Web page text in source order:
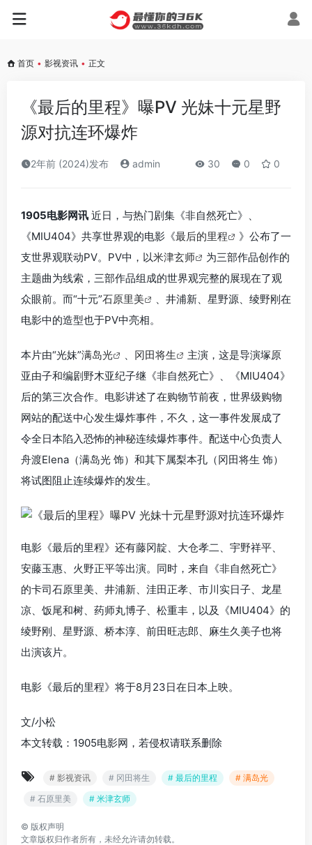
首页 • 影视资讯 • 正文
《最后的里程》曝PV 光妹十元星野
源对抗连环爆炸
2年前 (2024)发布 admin 30 0 0
1905电影网讯 近日，与热门剧集《非自然死亡》、
《MIU404》共享世界观的电影《最后的里程
》公布了一
支世界观联动PV。PV中，以米津玄师
为三部作品创作的
主题曲为线索，三部作品组成的世界观完整的展现在了观
众眼前。而“十元”石原里美
、井浦新、星野源、绫野刚在
电影中的造型也于PV中亮相。
本片由“光妹”满岛光 、 冈田将生
主演，这是导演塚原
亚由子和编剧野木亚纪子继《非自然死亡》、《MIU404》
后的第三次合作。电影讲述了在购物节前夜，世界级购物
网站的配送中心发生爆炸事件，不久，这一事件发展成了
令全日本陷入恐怖的神秘连续爆炸事件。配送中心负责人
舟渡Elena（满岛光 饰）和其下属梨本孔（冈田将生 饰）
将试图阻止连续爆炸的发生。
电影《最后的里程》还有藤冈靛、大仓孝二、宇野祥平、
安藤玉惠、火野正平等出演。同时，来自《非自然死亡》
的卡司石原里美、井浦新、洼田正孝、市川实日子、龙星
凉、饭尾和树、药师丸博子、松重丰，以及《MIU404》的
绫野刚、星野源、桥本淳、前田旺志郎、麻生久美子也将
出演该片。
电影《最后的里程》将于8月23日在日本上映。
文/小松
本文转载：1905电影网，若侵权请联系删除
# 影视资讯 # 冈田将生 # 最后的里程
# 满岛光
# 石原里美
# 米津玄师
© 版权声明
文章版权归作者所有，未经允许请勿转载。